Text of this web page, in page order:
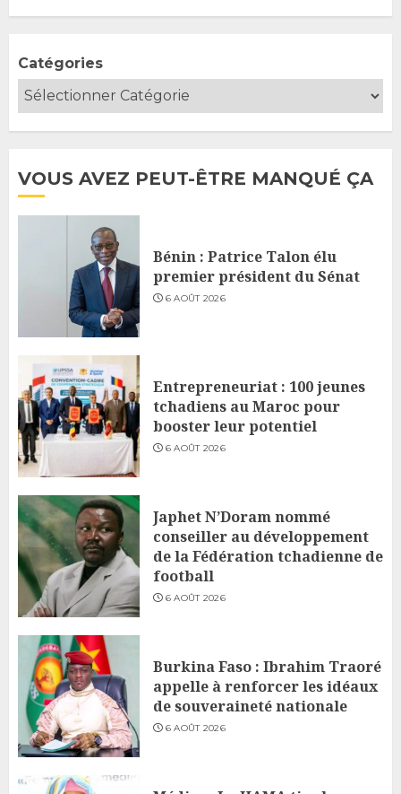
Catégories
VOUS AVEZ PEUT-ÊTRE MANQUÉ ÇA
Bénin : Patrice Talon élu
premier président du Sénat
6 AOÛT 2026
Entrepreneuriat : 100 jeunes
tchadiens au Maroc pour
booster leur potentiel
6 AOÛT 2026
Japhet N’Doram nommé
conseiller au développement
de la Fédération tchadienne de
football
6 AOÛT 2026
Burkina Faso : Ibrahim Traoré
appelle à renforcer les idéaux
de souveraineté nationale
6 AOÛT 2026